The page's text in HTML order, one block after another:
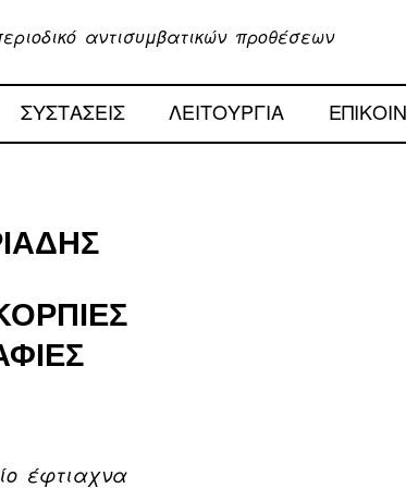
αντισυμβατικών προθέσεων
ΣΥΣΤΑΣΕΙΣ ΛΕΙΤΟΥΡΓΙΑ
έφτιαχνα